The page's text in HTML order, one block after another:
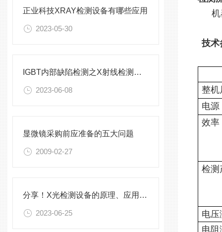
正业科技XRAY检测设备有哪些应用
2023-05-30
IGBT内部缺陷检测之X射线检测设备
2023-06-08
显微镜采购前应准备的五大问题
2009-02-27
分享！X光检测设备的原理、应用和优势
2023-06-25
技术
整机
电源
效率
检测
电压
电阻